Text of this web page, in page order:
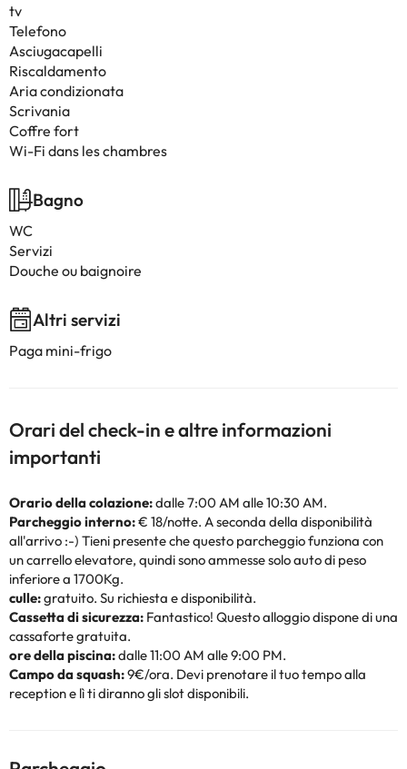
tv
Telefono
Asciugacapelli
Riscaldamento
Aria condizionata
Scrivania
Coffre fort
Wi-Fi dans les chambres
Bagno
WC
Servizi
Douche ou baignoire
Altri servizi
Paga mini-frigo
Orari del check-in e altre informazioni
importanti
Orario della colazione:dalle 7:00 AM alle 10:30 AM.
Parcheggio interno:€ 18/notte. A seconda della disponibilità
all'arrivo :-) Tieni presente che questo parcheggio funziona con
un carrello elevatore, quindi sono ammesse solo auto di peso
inferiore a 1700Kg.
culle:gratuito. Su richiesta e disponibilità.
Cassetta di sicurezza: Fantastico! Questo alloggio dispone di una
cassaforte gratuita.
ore della piscina:dalle 11:00 AM alle 9:00 PM.
Campo da squash:9€/ora. Devi prenotare il tuo tempo alla
reception e lì ti diranno gli slot disponibili.